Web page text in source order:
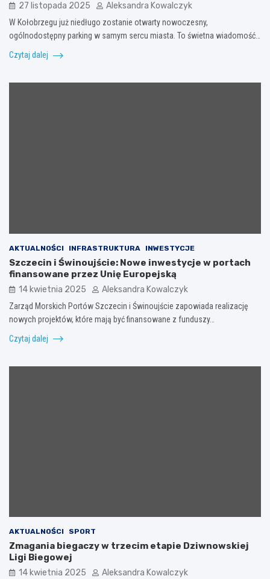
27 listopada 2025 Aleksandra Kowalczyk
W Kołobrzegu już niedługo zostanie otwarty nowoczesny,
ogólnodostępny parking w samym sercu miasta. To świetna wiadomość…
Czytaj dalej
AKTUALNOŚCI INFRASTRUKTURA INWESTYCJE
Szczecin i Świnoujście: Nowe inwestycje w portach
finansowane przez Unię Europejską
14 kwietnia 2025 Aleksandra Kowalczyk
Zarząd Morskich Portów Szczecin i Świnoujście zapowiada realizację
nowych projektów, które mają być finansowane z funduszy…
Czytaj dalej
AKTUALNOŚCI SPORT
Zmagania biegaczy w trzecim etapie Dziwnowskiej
Ligi Biegowej
14 kwietnia 2025 Aleksandra Kowalczyk